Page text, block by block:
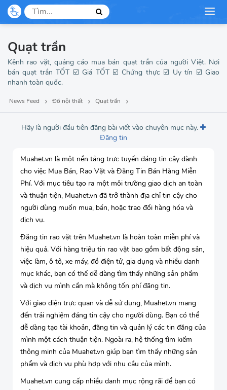
Quạt trần
Kênh rao vặt, quảng cáo mua bán quạt trần của người Việt. Nơi
bán quạt trần TỐT ☑️ Giá TỐT ☑️ Chứng thực ☑️ Uy tín ☑️ Giao
nhanh toàn quốc.
News Feed Đồ nội thất Quạt trần
Hãy là người đầu tiên đăng bài viết vào chuyên mục này.
Đăng tin
Muahet.vn là một nền tảng trực tuyến đáng tin cậy dành
cho việc Mua Bán, Rao Vặt và Đăng Tin Bán Hàng Miễn
Phí. Với mục tiêu tạo ra một môi trường giao dịch an toàn
và thuận tiện, Muahet.vn đã trở thành địa chỉ tin cậy cho
người dùng muốn mua, bán, hoặc trao đổi hàng hóa và
dịch vụ.
Đăng tin rao vặt trên Muahet.vn là hoàn toàn miễn phí và
hiệu quả. Với hàng triệu tin rao vặt bao gồm bất động sản,
việc làm, ô tô, xe máy, đồ điện tử, gia dụng và nhiều danh
mục khác, bạn có thể dễ dàng tìm thấy những sản phẩm
và dịch vụ mình cần mà không tốn phí đăng tin.
Với giao diện trực quan và dễ sử dụng, Muahet.vn mang
đến trải nghiệm đáng tin cậy cho người dùng. Bạn có thể
dễ dàng tạo tài khoản, đăng tin và quản lý các tin đăng của
mình một cách thuận tiện. Ngoài ra, hệ thống tìm kiếm
thông minh của Muahet.vn giúp bạn tìm thấy những sản
phẩm và dịch vụ phù hợp với nhu cầu của mình.
Muahet.vn cung cấp nhiều danh mục rộng rãi để bạn có